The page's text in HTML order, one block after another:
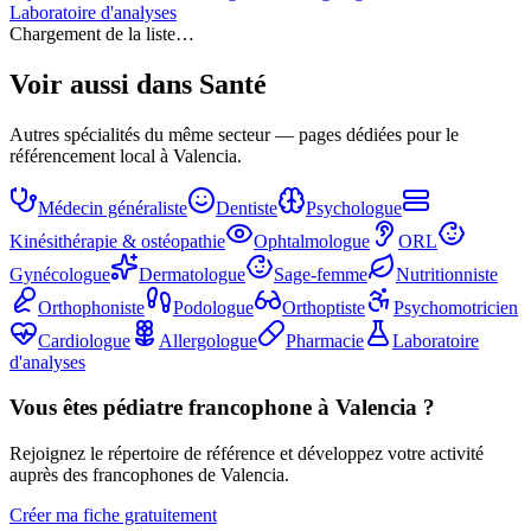
Laboratoire d'analyses
Chargement de la liste…
Voir aussi dans Santé
Autres spécialités du même secteur — pages dédiées pour le
référencement local à Valencia.
Médecin généraliste Dentiste
Psychologue
Kinésithérapie & ostéopathie
Ophtalmologue
ORL
Gynécologue
Dermatologue Sage-femme
Nutritionniste
Orthophoniste
Podologue Orthoptiste
Psychomotricien
Cardiologue
Allergologue Pharmacie
Laboratoire
d'analyses
Vous êtes pédiatre francophone à Valencia ?
Rejoignez le répertoire de référence et développez votre activité
auprès des francophones de Valencia.
Créer ma fiche gratuitement